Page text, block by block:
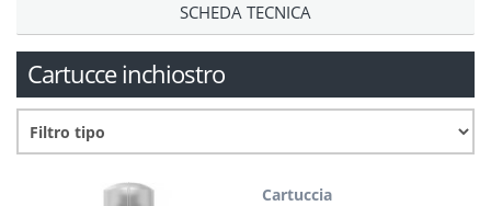
SCHEDA TECNICA
Cartucce inchiostro
Cartuccia